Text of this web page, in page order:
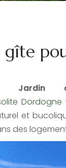
gîte
Jardin
Dordogne
et
des